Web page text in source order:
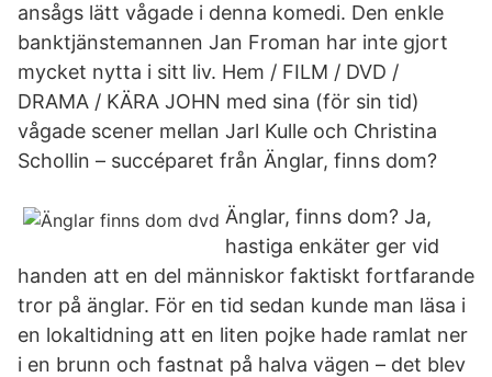
ansågs lätt vågade i denna komedi. Den enkle
banktjänstemannen Jan Froman har inte gjort
mycket nytta i sitt liv. Hem / FILM / DVD /
DRAMA / KÄRA JOHN med sina (för sin tid)
vågade scener mellan Jarl Kulle och Christina
Schollin – succéparet från Änglar, finns dom?
Änglar, finns dom? Ja,
hastiga enkäter ger vid
handen att en del människor faktiskt fortfarande
tror på änglar. För en tid sedan kunde man läsa i
en lokaltidning att en liten pojke hade ramlat ner
i en brunn och fastnat på halva vägen – det blev